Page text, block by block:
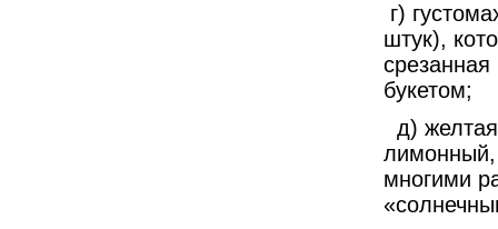
г)
штук),
букетом;
д)
лимонный,
многими